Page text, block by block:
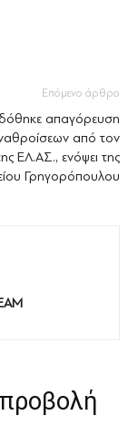
Επόμενο άρθρο
απαγόρευση
από τον
ΕΛ.ΑΣ., ενόψει της
Γρηγορόπουλου